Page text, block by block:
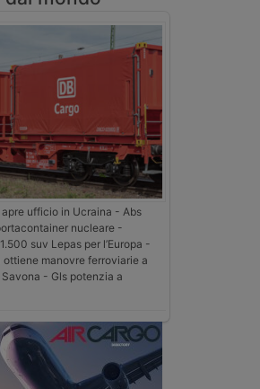
apre ufficio in Ucraina - Abs
nucleare -
suv Lepas per l’Europa -
ottiene manovre ferroviarie a
- Gls potenzia a